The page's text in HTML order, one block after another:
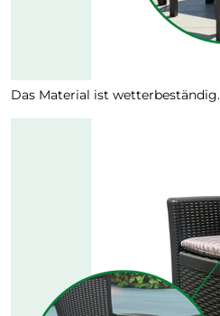
Das Material ist wetterbeständig.